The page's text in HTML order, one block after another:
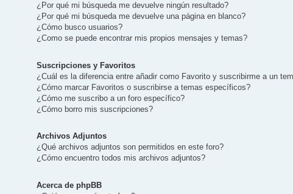
¿Por qué mi búsqueda me devuelve ningún resultado?
¿Por qué mi búsqueda me devuelve una página en blanco?
¿Cómo busco usuarios?
¿Como se puede encontrar mis propios mensajes y temas?
Suscripciones y Favoritos
¿Cuál es la diferencia entre añadir como Favorito y suscribirme a un
¿Cómo marcar Favoritos o suscribirse a temas específicos?
¿Cómo me suscribo a un foro específico?
¿Cómo borro mis suscripciones?
Archivos Adjuntos
¿Qué archivos adjuntos son permitidos en este foro?
¿Cómo encuentro todos mis archivos adjuntos?
Acerca de phpBB